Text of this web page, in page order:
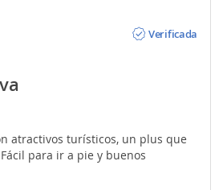
Verificada
atractivos turísticos, un plus que
para ir a pie y buenos